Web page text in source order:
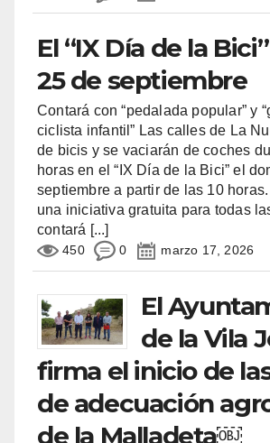
El “IX Día de la
25 de septiembre
Contará con “pedalada popular” y
ciclista infantil” Las calles de La
de bicis y se vaciarán de coches
horas en el “IX Día de la Bici” el
septiembre a partir de las 10
una iniciativa gratuita para todas
contará [...]
450 0 marzo 17, 2026
El
de la Vila
firma el inicio de
de adecuación
de la Malladeta￼